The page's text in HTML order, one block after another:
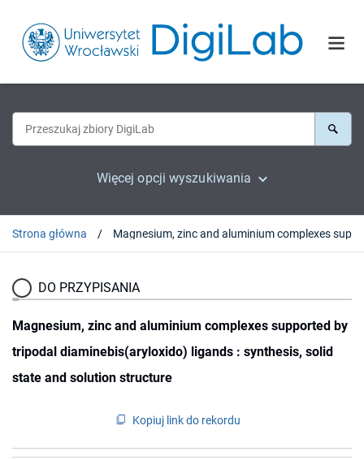
Więcej opcji wyszukiwania
Strona główna
DO PRZYPISANIA
Magnesium, zinc and aluminium complexes supported by
tripodal diaminebis(aryloxido) ligands : synthesis, solid
state and solution structure
Kopiuj link do rekordu